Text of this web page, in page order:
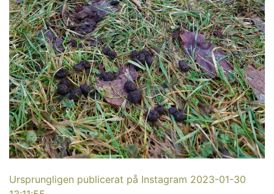
Ursprungligen publicerat på Instagram 2023-01-30